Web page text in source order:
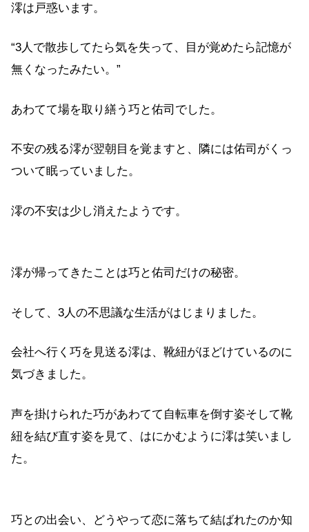
澪は戸惑います。
“3人で散歩してたら気を失って、目が覚めたら記憶が
無くなったみたい。”
あわてて場を取り繕う巧と佑司でした。
不安の残る澪が翌朝目を覚ますと、隣には佑司がくっ
ついて眠っていました。
澪の不安は少し消えたようです。
澪が帰ってきたことは巧と佑司だけの秘密。
そして、3人の不思議な生活がはじまりました。
会社へ行く巧を見送る澪は、靴紐がほどけているのに
気づきました。
声を掛けられた巧があわてて自転車を倒す姿そして靴
紐を結び直す姿を見て、はにかむように澪は笑いまし
た。
巧との出会い、どうやって恋に落ちて結ばれたのか知